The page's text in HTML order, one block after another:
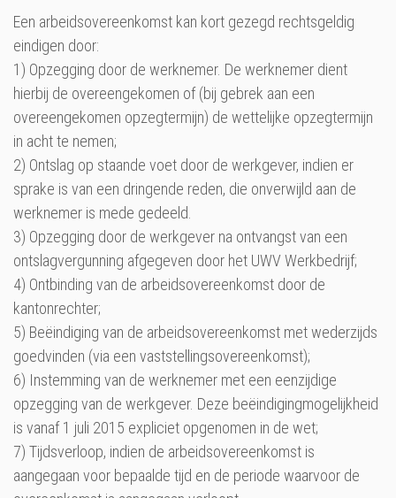
Een arbeidsovereenkomst kan kort gezegd rechtsgeldig
eindigen door:
1) Opzegging door de werknemer. De werknemer dient
hierbij de overeengekomen of (bij gebrek aan een
overeengekomen opzegtermijn) de wettelijke opzegtermijn
in acht te nemen;
2) Ontslag op staande voet door de werkgever, indien er
sprake is van een dringende reden, die onverwijld aan de
werknemer is mede gedeeld.
3) Opzegging door de werkgever na ontvangst van een
ontslagvergunning afgegeven door het UWV Werkbedrijf;
4) Ontbinding van de arbeidsovereenkomst door de
kantonrechter;
5) Beëindiging van de arbeidsovereenkomst met wederzijds
goedvinden (via een vaststellingsovereenkomst);
6) Instemming van de werknemer met een eenzijdige
opzegging van de werkgever. Deze beëindigingmogelijkheid
is vanaf 1 juli 2015 expliciet opgenomen in de wet;
7) Tijdsverloop, indien de arbeidsovereenkomst is
aangegaan voor bepaalde tijd en de periode waarvoor de